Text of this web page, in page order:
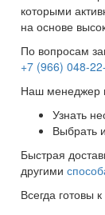
которыми
на основе
По вопросам
+7 (966) 048-
Наш менеджер
Узнать
Выбрать
Быстрая
другими
Всегда готовы